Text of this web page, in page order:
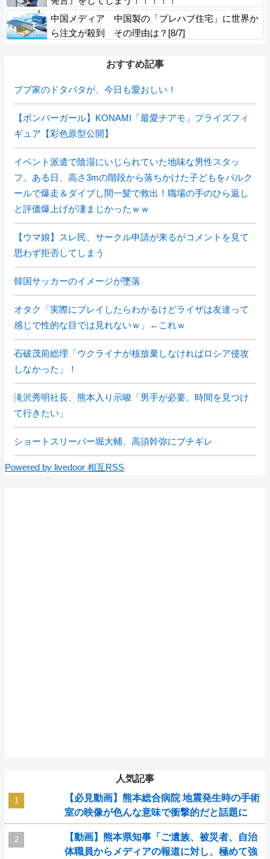
中国メディア 中国製の「プレハブ住宅」に世界か
ら注文が殺到 その理由は？[8/7]
おすすめ記事
ブブ家のドタバタが、今日も愛おしい！
【ボンバーガール】KONAMI「最愛チアモ」プライズフィ
ギュア【彩色原型公開】
イベント派遣で陰湿にいじられていた地味な男性スタッ
フ。ある日、高さ3mの階段から落ちかけた子どもをパルク
ールで爆走＆ダイブし間一髪で救出！職場の手のひら返し
と評価爆上げが凄まじかったｗｗ
【ウマ娘】スレ民、サークル申請が来るがコメントを見て
思わず拒否してしまう
韓国サッカーのイメージが墜落
オタク「実際にプレイしたらわかるけどライザは友達って
感じで性的な目では見れないｗ」←これｗ
石破茂前総理「ウクライナが核放棄しなければロシア侵攻
しなかった」！
滝沢秀明社長、熊本入り示唆「男手が必要。時間を見つけ
て行きたい」
ショートスリーパー堀大輔、高須幹弥にブチギレ
Powered by livedoor 相互RSS
人気記事
【必見動画】熊本総合病院 地震発生時の手術
室の映像が色んな意味で衝撃的だと話題に
【動画】熊本県知事「ご遺族、被災者、自治
体職員からメディアの報道に対し、極めて強